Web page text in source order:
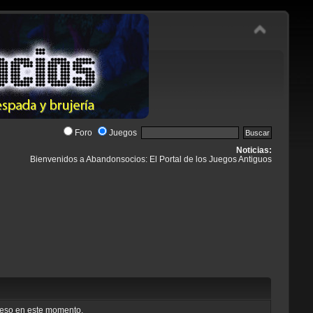
Foro Juegos
Noticias:
Bienvenidos a Abandonsocios: El Portal de los Juegos Antiguos
en este momento.